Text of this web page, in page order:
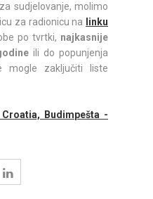
sudjelovanje, molimo
za radionicu na
linku
po tvrtki, najkasnije
ili do popunjenja
mogle zaključiti liste
Budimpešta -